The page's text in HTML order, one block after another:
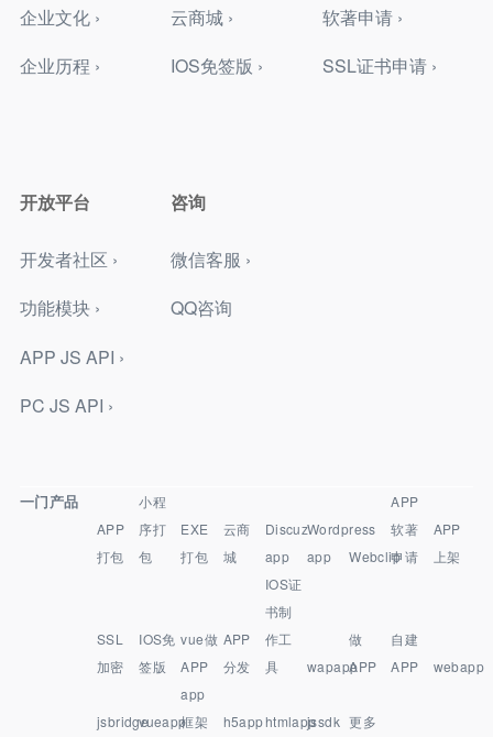
企业文化 ›
企业历程 ›
云商城 ›
IOS免签版 ›
软著申请 ›
SSL证书申请 ›
开放平台
开发者社区 ›
功能模块 ›
APP JS API ›
PC JS API ›
咨询
微信客服 ›
QQ咨询
一门产品
APP
打包
小程
序打
包
EXE
打包
云商
城
Discuz
app
Wordpress
app
Webclip
APP
软著
申请
APP
上架
SSL
加密
IOS免
签版
vue做
APP
APP
分发
IOS证
书制
作工
具
wapapp
做
APP
自建
APP
webapp
jsbridgevueapp
app
框架
h5apphtmlappjssdk 更多